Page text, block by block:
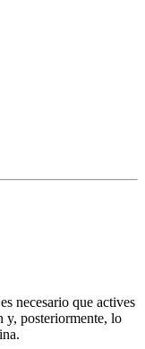
necesario que actives
y, posteriormente, lo